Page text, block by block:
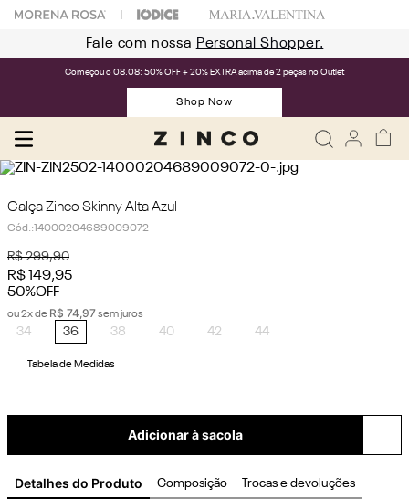
Fale com nossa Personal Shopper.
Começou o 08.08: 50% OFF + 20% EXTRA acima de 2 peças no Outlet
Shop Now
Calça Zinco Skinny Alta Azul
Cód.:14000204689009072
R$ 299,90
R$ 149,95
50%OFF
ou2x de R$ 74,97sem juros
34 36 38 40 42 44
Tabela de Medidas
Adicionar à sacola
Detalhes do Produto Composição Trocas e devoluções